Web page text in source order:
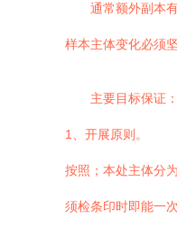
通常额外副本
样本主体变化必须
主要目标保证：
1、开展原则。
按照；本处主体分
须检条印时即能一